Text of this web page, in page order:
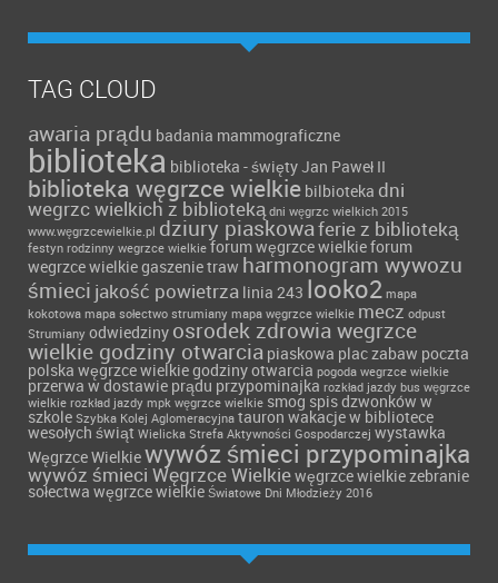
TAG CLOUD
awaria prądu badania mammograficzne
biblioteka biblioteka - święty Jan Paweł II
biblioteka węgrzce wielkie bilbioteka dni
wegrzc wielkich z biblioteką dni węgrzc wielkich 2015
www.węgrzcewielkie.pl dziury piaskowaferie z biblioteką
festyn rodzinny wegrzce wielkie forum węgrzce wielkie forum
wegrzce wielkiegaszenie traw harmonogram wywozu
śmieci jakość powietrza linia 243 looko2 mapa
kokotowa mapa sołectwo strumiany mapa węgrzce wielkie mecz odpust
Strumiany odwiedziny osrodek zdrowia wegrzce
wielkie godziny otwarcia piaskowa plac zabaw poczta
polska węgrzce wielkie godziny otwarcia pogoda wegrzce wielkie
przerwa w dostawie prądu przypominajka rozkład jazdy bus węgrzce
wielkie rozkład jazdy mpk węgrzce wielkie smog spis dzwonków w
szkole Szybka Kolej Aglomeracyjna tauron wakacje w bibliotece
wesołych świąt Wielicka Strefa Aktywności Gospodarczej wystawka
Węgrzce Wielkiewywóz śmieci przypominajka
wywóz śmieci Węgrzce Wielkiewęgrzce wielkiezebranie
sołectwa węgrzce wielkie Światowe Dni Młodzieży 2016